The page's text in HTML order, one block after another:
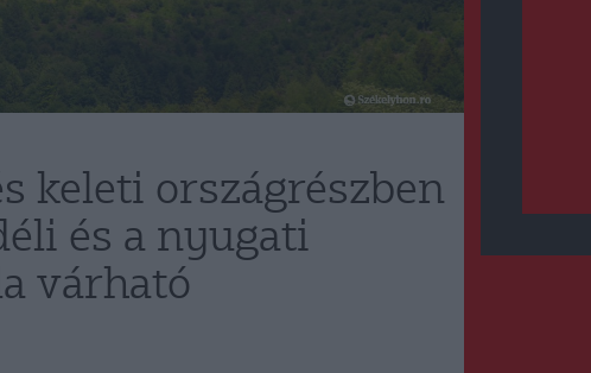
keleti országrészben
és a nyugati
várható